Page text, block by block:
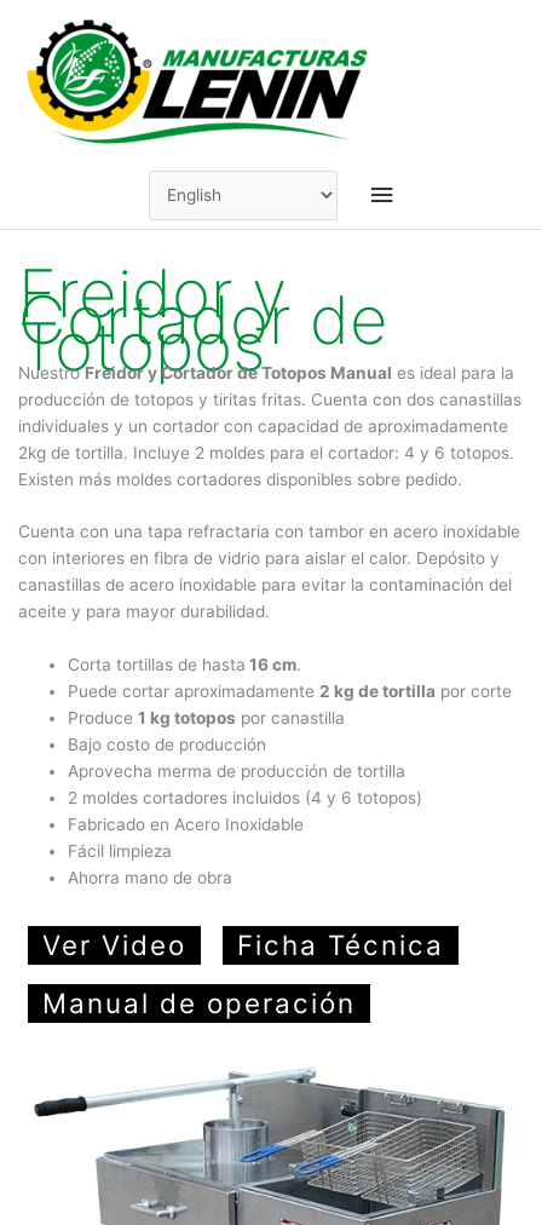
content
Main
Freidor y
Cortador de
Totopos
NuestroFreidor y Cortador de Totopos Manual es ideal para la
producción de totopos y tiritas fritas. Cuenta con dos canastillas
individuales y un cortador con capacidad de aproximadamente
2kg de tortilla. Incluye 2 moldes para el cortador: 4 y 6 totopos.
Existen más moldes cortadores disponibles sobre pedido.
Cuenta con una tapa refractaria con tambor en acero inoxidable
con interiores en fibra de vidrio para aislar el calor. Depósito y
canastillas de acero inoxidable para evitar la contaminación del
aceite y para mayor durabilidad.
Corta tortillas de hasta 16 cm.
Puede cortar aproximadamente2 kg de tortilla por corte
Produce1 kg totopos por canastilla
Bajo costo de producción
Aprovecha merma de producción de tortilla
2 moldes cortadores incluidos (4 y 6 totopos)
Fabricado en Acero Inoxidable
Fácil limpieza
Ahorra mano de obra
Ver Video
Ficha Técnica
Manual de operación